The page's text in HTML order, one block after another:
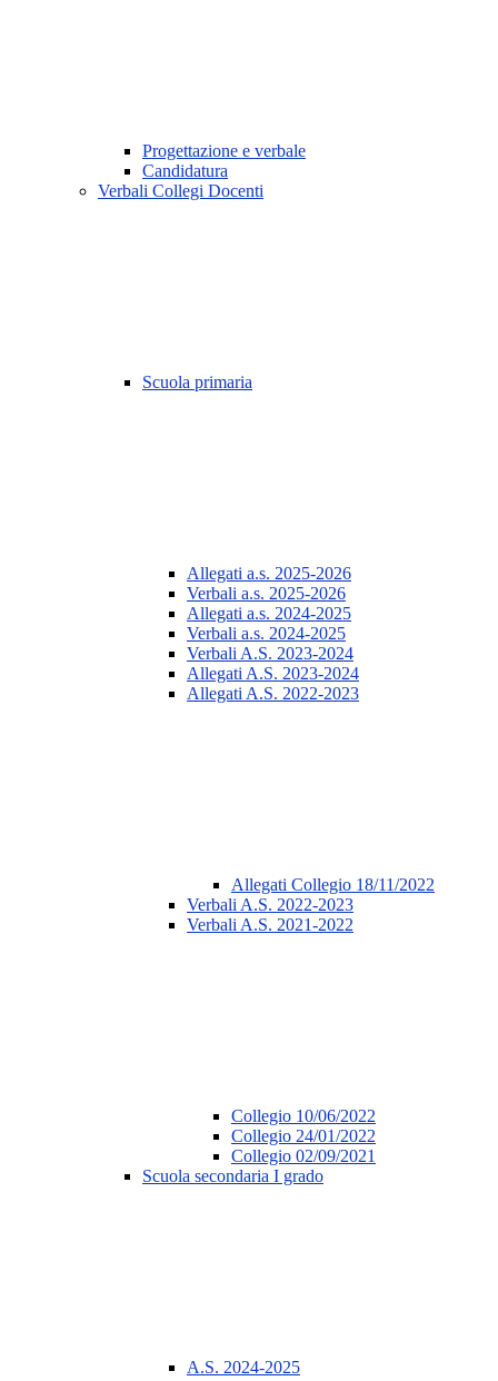
Progettazione e verbale
Candidatura
Verbali Collegi Docenti
Scuola primaria
Allegati a.s. 2025-2026
Verbali a.s. 2025-2026
Allegati a.s. 2024-2025
Verbali a.s. 2024-2025
Verbali A.S. 2023-2024
Allegati A.S. 2023-2024
Allegati A.S. 2022-2023
Allegati Collegio 18/11/2022
Verbali A.S. 2022-2023
Verbali A.S. 2021-2022
Collegio 10/06/2022
Collegio 24/01/2022
Collegio 02/09/2021
Scuola secondaria I grado
A.S. 2024-2025